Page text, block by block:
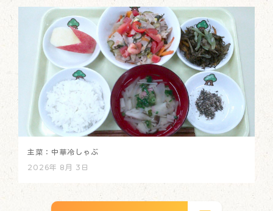
主菜：中華冷しゃぶ
2026年 8月 3日